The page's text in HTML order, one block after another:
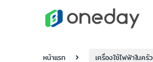
หน้าแรก เครื่องใช้ไฟฟ้าในครัว